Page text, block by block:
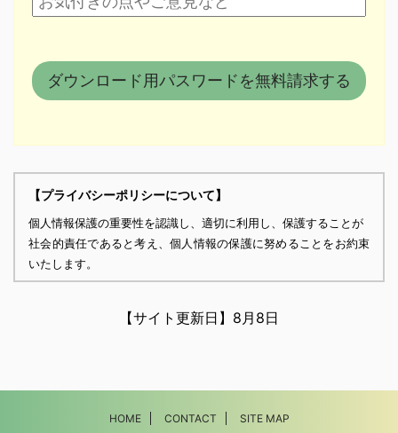
【プライバシーポリシーについて】
個人情報保護の重要性を認識し、適切に利用し、保護することが
社会的責任であると考え、個人情報の保護に努めることをお約束
いたします。
個人情報とは、個人に関する情報であり、氏名、生年月日、性
当方は、以下の目的のため、その範囲内においてのみ、個人情報
【サイト更新日】 8月8日
HOME CONTACT SITE MAP